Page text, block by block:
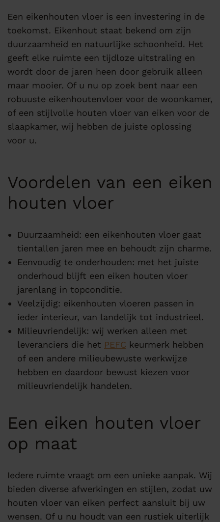
Een eikenhouten vloer is een investering in de
toekomst. Eikenhout staat bekend om zijn
duurzaamheid en natuurlijke schoonheid. Het
geeft elke ruimte een tijdloze uitstraling en
wordt door de jaren heen door gebruik alleen
maar mooier. Of u nu op zoek bent naar een
robuuste eikenhoutenvloer voor de woonkamer,
of een stijlvolle houten vloer van eiken voor de
slaapkamer, wij hebben de juiste oplossing
voor u.
Voordelen van een eiken
houten vloer
Duurzaamheid: een eikenhouten vloer gaat
tientallen jaren mee en behoudt zijn charme.
Eenvoudig te onderhouden: met het juiste
onderhoud blijft een eiken houten vloer
jarenlang in topconditie.
Veelzijdig: eikenhouten vloeren passen in
ieder interieur, van landelijk tot industrieel.
Milieuvriendelijk: wij werken alleen met
leveranciers die het PEFC keurmerk hebben
of een andere milieubewuste werkwijze
hebben en daardoor bewust kiezen voor
milieuvriendelijk handelen.
Een eiken houten vloer
op maat
Iedere ruimte vraagt om een unieke aanpak. Wij
bieden diverse afwerkingen en stijlen, zodat uw
houten vloer van eiken perfect aansluit bij uw
wensen. Of u nu houdt van een rustiek uiterlijk